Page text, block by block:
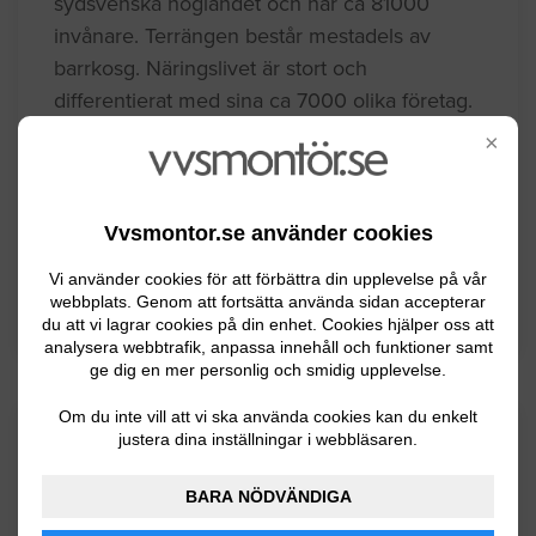
×
Vvsmontor.se använder cookies
Vi använder cookies för att förbättra din upplevelse på vår
webbplats. Genom att fortsätta använda sidan accepterar
du att vi lagrar cookies på din enhet. Cookies hjälper oss att
analysera webbtrafik, anpassa innehåll och funktioner samt
ge dig en mer personlig och smidig upplevelse.
Om du inte vill att vi ska använda cookies kan du enkelt
justera dina inställningar i webbläsaren.
BARA NÖDVÄNDIGA
invånare. Terrängen består mestadels av
barrkosg. Näringslivet är stort och
differentierat med sina ca 7000 olika företag.
glastillverkning och möbeltillverkning i
Carl von Linné och Mats Wilander.
BYGGLOVSINFORMATION FÖR VÄXJÖ
Senaste förfrågningar